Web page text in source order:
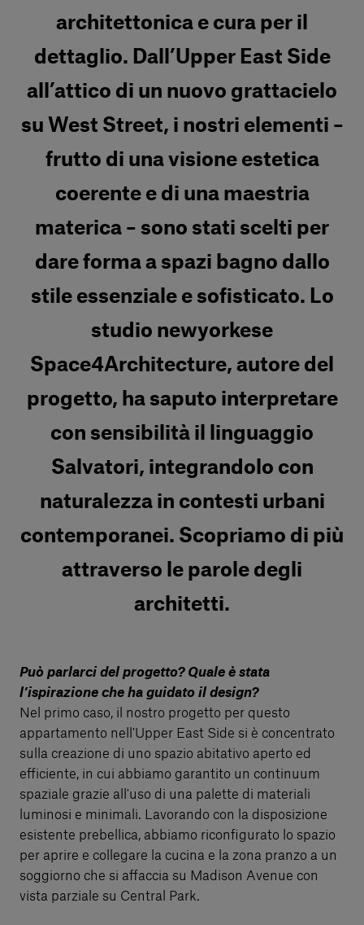
architettonica e cura per il
dettaglio. Dall’Upper East Side
all’attico di un nuovo grattacielo
su West Street, i nostri elementi –
frutto di una visione estetica
coerente e di una maestria
materica – sono stati scelti per
dare forma a spazi bagno dallo
stile essenziale e sofisticato. Lo
studio newyorkese
Space4Architecture, autore del
progetto, ha saputo interpretare
con sensibilità il linguaggio
Salvatori, integrandolo con
naturalezza in contesti urbani
contemporanei. Scopriamo di più
attraverso le parole degli
architetti.
Può parlarci del progetto? Quale è stata
l’ispirazione che ha guidato il design?
Nel primo caso, il nostro progetto per questo
appartamento nell'Upper East Side si è concentrato
sulla creazione di uno spazio abitativo aperto ed
efficiente, in cui abbiamo garantito un continuum
spaziale grazie all'uso di una palette di materiali
luminosi e minimali. Lavorando con la disposizione
esistente prebellica, abbiamo riconfigurato lo spazio
per aprire e collegare la cucina e la zona pranzo a un
soggiorno che si affaccia su Madison Avenue con
vista parziale su Central Park.